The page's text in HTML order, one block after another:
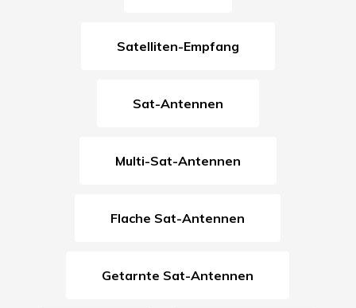
Satelliten-Empfang
Sat-Antennen
Multi-Sat-Antennen
Flache Sat-Antennen
Getarnte Sat-Antennen